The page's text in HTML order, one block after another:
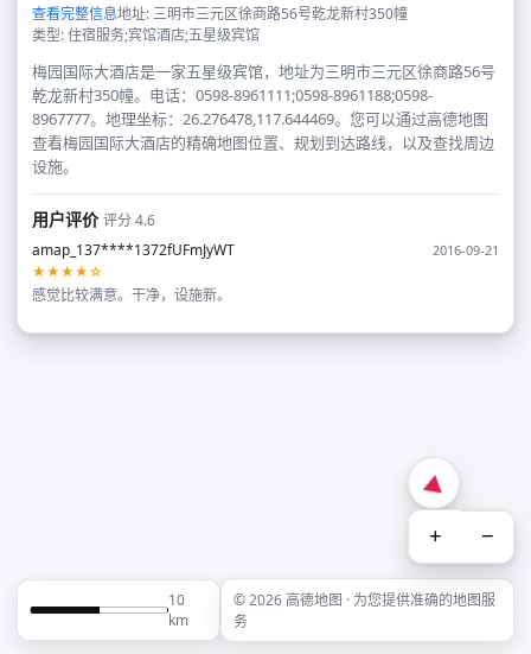
查看完整信息地址: 三明市三元区徐商路56号乾龙新村350幢
类型: 住宿服务;宾馆酒店;五星级宾馆
梅园国际大酒店是一家五星级宾馆，地址为三明市三元区徐商路56号
乾龙新村350幢。电话：0598-8961111;0598-8961188;0598-
8967777。地理坐标：26.276478,117.644469。您可以通过高德地图
查看梅园国际大酒店的精确地图位置、规划到达路线，以及查找周边
设施。
用户评价评分 4.6
amap_137****1372fUFmJyWT
2016-09-21
★★★★☆
感觉比较满意。干净，设施新。
+ −
10
km
© 2026 高德地图 · 为您提供准确的地图服
务